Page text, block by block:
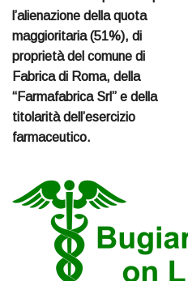
l’alienazione della quota
maggioritaria (51%), di
proprietà del comune di
Fabrica di Roma, della
“Farmafabrica Srl” e della
titolarità dell’esercizio
farmaceutico.